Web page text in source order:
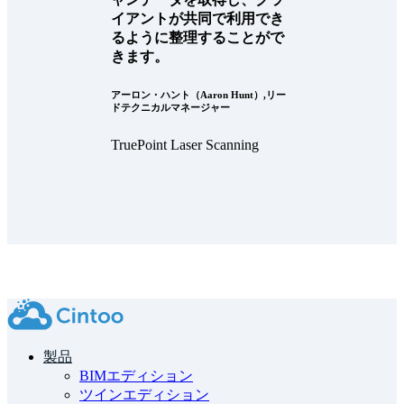
イアントが共同で利用でき
るように整理することがで
きます。
アーロン・ハント（Aaron Hunt）,リー
ドテクニカルマネージャー
TruePoint Laser Scanning
製品
BIMエディション
ツインエディション